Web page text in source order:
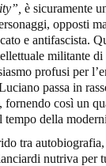
è sicuramente
opposti
e antifascista.
militante
profusi per
passa in
così un
tempo della
tra
nutriva per